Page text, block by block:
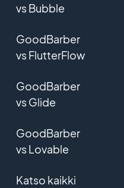
vs Bubble
GoodBarber
vs FlutterFlow
GoodBarber
vs Glide
GoodBarber
vs Lovable
Katso kaikki